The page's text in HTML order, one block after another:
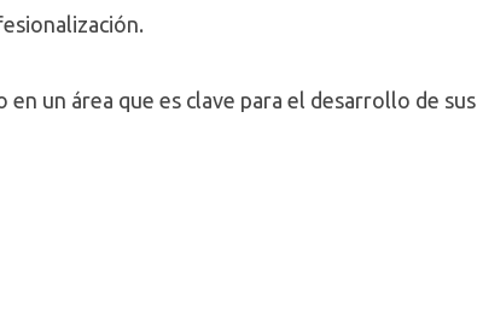
un área que es clave para el desarrollo de